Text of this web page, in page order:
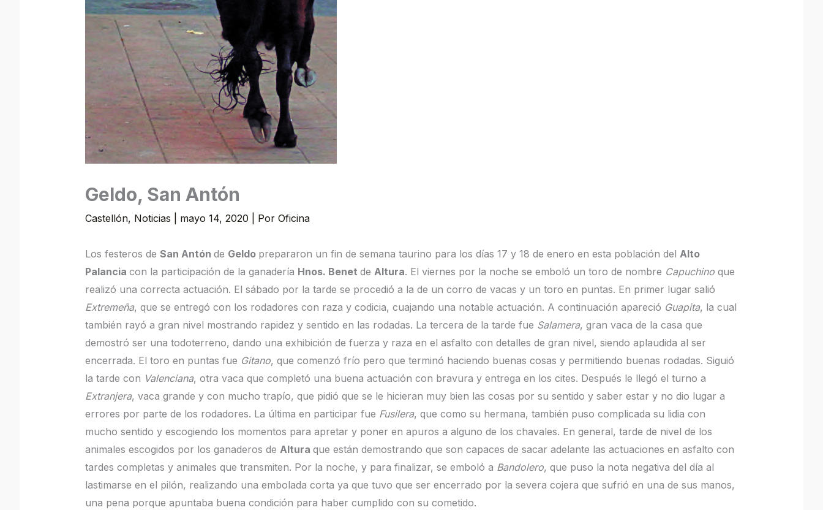
Geldo, San Antón
Castellón, Noticias mayo 14, 2020 | Por Oficina
Los festeros de San Antón de Geldo prepararon un fin de semana taurino para los días 17 y 18 de enero en esta población del Alto
Palancia con la participación de la ganadería Hnos. Benet de Altura. El viernes por la noche se emboló un toro de nombre Capuchino que
realizó una correcta actuación. El sábado por la tarde se procedió a la de un corro de vacas y un toro en puntas. En primer lugar salió
Extremeña, que se entregó con los rodadores con raza y codicia, cuajando una notable actuación. A continuación apareció Guapita, la cual
también rayó a gran nivel mostrando rapidez y sentido en las rodadas. La tercera de la tarde fue Salamera, gran vaca de la casa que
demostró ser una todoterreno, dando una exhibición de fuerza y raza en el asfalto con detalles de gran nivel, siendo aplaudida al ser
encerrada. El toro en puntas fue Gitano, que comenzó frío pero que terminó haciendo buenas cosas y permitiendo buenas rodadas. Siguió
la tarde con Valenciana, otra vaca que completó una buena actuación con bravura y entrega en los cites. Después le llegó el turno a
Extranjera, vaca grande y con mucho trapío, que pidió que se le hicieran muy bien las cosas por su sentido y saber estar y no dio lugar a
errores por parte de los rodadores. La última en participar fue Fusilera, que como su hermana, también puso complicada su lidia con
mucho sentido y escogiendo los momentos para apretar y poner en apuros a alguno de los chavales. En general, tarde de nivel de los
animales escogidos por los ganaderos de Altura que están demostrando que son capaces de sacar adelante las actuaciones en asfalto con
tardes completas y animales que transmiten. Por la noche, y para finalizar, se emboló a Bandolero, que puso la nota negativa del día al
lastimarse en el pilón, realizando una embolada corta ya que tuvo que ser encerrado por la severa cojera que sufrió en una de sus manos,
una pena porque apuntaba buena condición para haber cumplido con su cometido.